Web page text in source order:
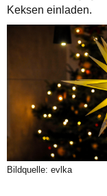
Keksen einladen.
Bildquelle: evlka